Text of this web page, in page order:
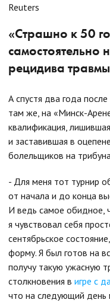
Reuters
«Страшно к 50
самостоятельно
рецидива
А спустя два года
там же, на «Минск-
квалификация,
и заставившая в
болельщиков на
- Для меня тот турнир
от начала и до конца
И ведь самое обидное,
я чувствовал себя
сентябрьское
форму. Я был готов на
получу такую ужасную
столкновения в игре с
что на следующий день